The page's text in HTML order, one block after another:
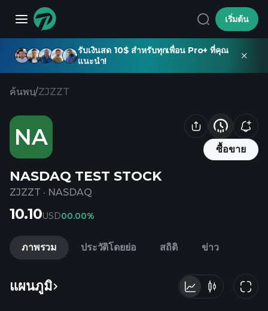
เริ่มต้น
รับเงินสด 10$ สำหรับทุกเพื่อน Pro+ ที่คุณ
แนะนำ!
ค้นพบ/ZJZZT
NA ซื้อขาย
NASDAQ TEST STOCK
ZJZZT · NASDAQ
10.10USD00.00%
ภาพรวม ประวัติโดยย่อ สถิติ ข่าว
แผนภูมิ